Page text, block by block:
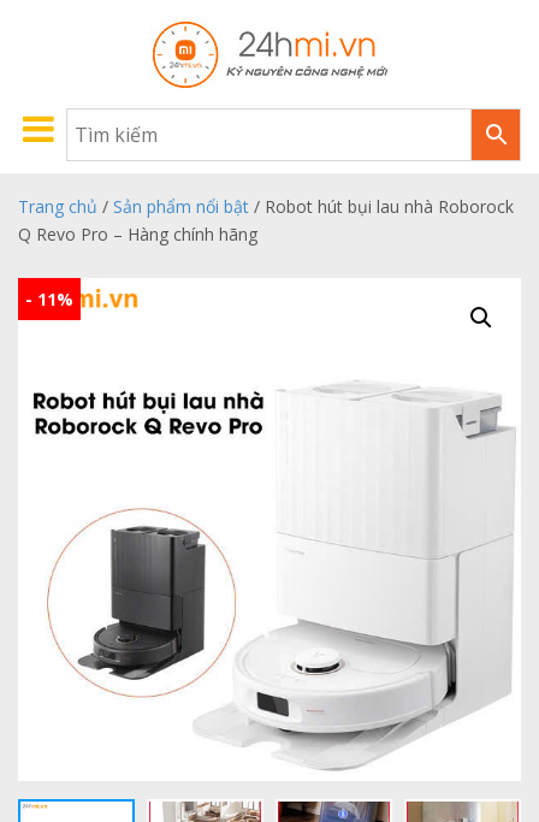
Trang chủ / Sản phẩm nổi bật / Robot hút bụi lau nhà Roborock
Q Revo Pro – Hàng chính hãng
- 11%